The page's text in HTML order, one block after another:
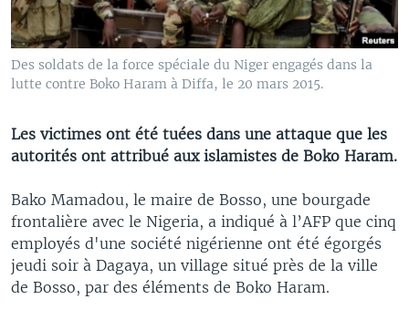
Des soldats de la force spéciale du Niger engagés dans la
lutte contre Boko Haram à Diffa, le 20 mars 2015.
Les victimes ont été tuées dans une attaque que les
autorités ont attribué aux islamistes de Boko Haram.
Bako Mamadou, le maire de Bosso, une bourgade
frontalière avec le Nigeria, a indiqué à l’AFP que cinq
employés d'une société nigérienne ont été égorgés
jeudi soir à Dagaya, un village situé près de la ville
de Bosso, par des éléments de Boko Haram.